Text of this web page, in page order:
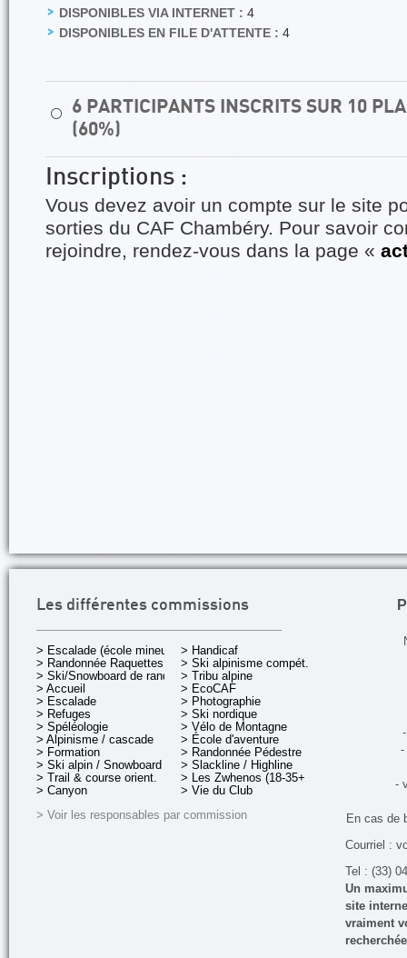
DISPONIBLES VIA INTERNET : 4
DISPONIBLES EN FILE D'ATTENTE : 4
⚪
6 PARTICIPANTS INSCRITS SUR 10
(60%)
Inscriptions :
Vous devez avoir un compte sur le site
sorties du CAF Chambéry. Pour savoir
rejoindre, rendez-vous dans la page «
Les différentes commissions
> Escalade (école mineurs)
> Randonnée Raquettes
> Ski/Snowboard de rando.
> Accueil
> Escalade
> Refuges
> Spéléologie
> Alpinisme / cascade
> Formation
> Ski alpin / Snowboard
> Trail & course orient.
> Canyon
> Handicaf
> Ski alpinisme compét.
> Tribu alpine
> EcoCAF
> Photographie
> Ski nordique
> Vélo de Montagne
> École d'aventure
> Randonnée Pédestre
> Slackline / Highline
> Les Zwhenos (18-35+ ans)
> Vie du Club
> Voir les responsables par commission
-
-
En cas de
Courriel :
Tel : (33)
Un
site
vraiment